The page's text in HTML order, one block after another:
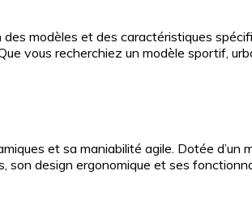
modèles et des caractéristiques
vous recherchiez un modèle sportif,
et sa maniabilité agile. Dotée
son design ergonomique et ses